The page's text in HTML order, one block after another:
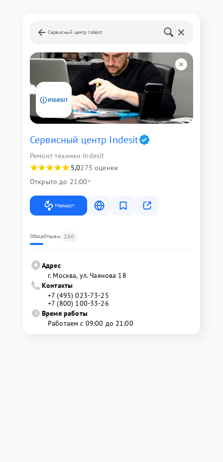
Сервисный центр Indesit
Сервисный центр Indesit
Ремонт техники Indesit
5,0275 оценки
Открыто до 21:00
Маршрут
ОбзорОтзывы 260
Адрес
г. Москва, ул. Чаянова 18
Контакты
+7 (495) 023-73-25
+7 (800) 100-33-26
Время работы
Работаем с 09:00 до 21:00